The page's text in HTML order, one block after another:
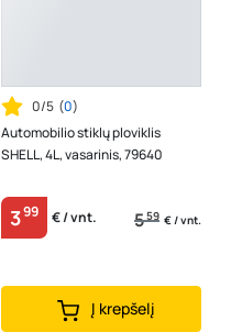
0/5 (0)
Automobilio stiklų ploviklis
SHELL, 4L, vasarinis, 79640
399 € / vnt. 559 € / vnt.
Į krepšelį